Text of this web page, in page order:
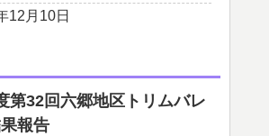
12月10日
第32回六郷地区トリムバレ
報告